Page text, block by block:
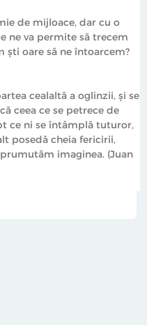
de mijloace, dar cu o
ne va permite să trecem
ști oare să ne întoarcem?
cealaltă a oglinzii, și se
ceea ce se petrece de
ce ni se întâmplă tuturor,
posedă cheia fericirii,
imaginea. (Juan